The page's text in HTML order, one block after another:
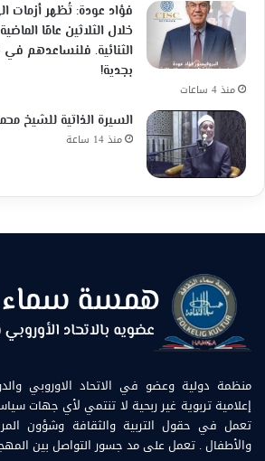
فؤاد عودة: تُظهر أزمات
خلال الثلاثين عامًا
الثنائية. فلنساعدهم
بجدية!
منذ 4 ساعات
السيرة الذاتية للشيخ
منذ 14 ساعة
منظمة دولية وعضو في الاتحاد الاوروبي
إعلامية تربوية غير ربحية لا تنتمي لأي جهات
تعمل في حقول التربية والثقافة وشؤون
والأطفال . تعمل على مد جسور التواصل بين